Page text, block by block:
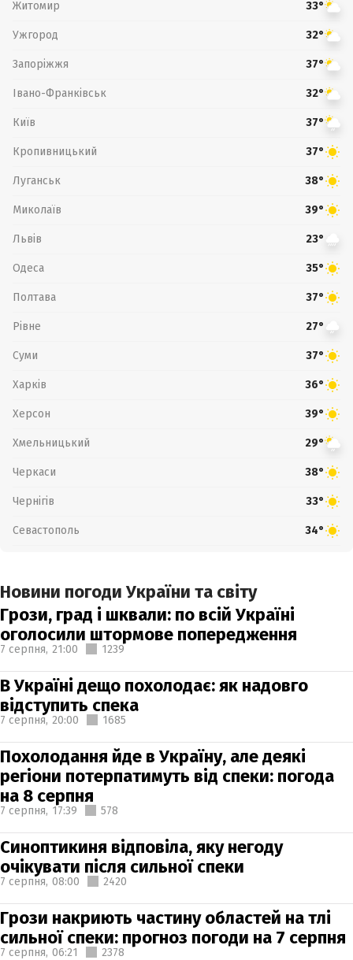
Житомир 33°
Ужгород 32°
Запоріжжя 37°
Івано-Франківськ 32°
Київ 37°
Кропивницький 37°
Луганськ 38°
Миколаїв 39°
Львів 23°
Одеса 35°
Полтава 37°
Рівне 27°
Суми 37°
Харків 36°
Херсон 39°
Хмельницький 29°
Черкаси 38°
Чернігів 33°
Севастополь 34°
Новини погоди України та світу
Грози, град і шквали: по всій Україні
оголосили штормове попередження
7 серпня, 21:00 1239
В Україні дещо похолодає: як надовго
відступить спека
7 серпня, 20:00 1685
Похолодання йде в Україну, але деякі
регіони потерпатимуть від спеки: погода
на 8 серпня
7 серпня, 17:39 578
Синоптикиня відповіла, яку негоду
очікувати після сильної спеки
7 серпня, 08:00 2420
Грози накриють частину областей на тлі
сильної спеки: прогноз погоди на 7 серпня
7 серпня, 06:21 2378